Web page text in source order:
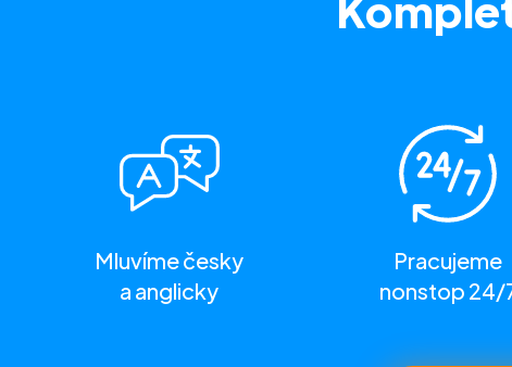
Mluvíme česky
a anglicky
Pracujeme
nonstop 24/